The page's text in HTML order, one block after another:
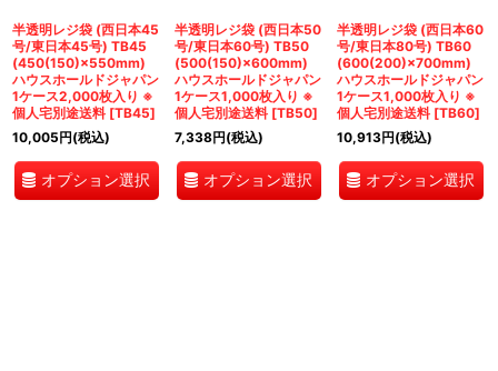
半透明レジ袋 (西日本45
号/東日本45号) TB45
(450(150)×550mm)
ハウスホールドジャパン
1ケース2,000枚入り ※
個人宅別途送料 [TB45]
10,005円(税込)
オプション選択
半透明レジ袋 (西日本50
号/東日本60号) TB50
(500(150)×600mm)
ハウスホールドジャパン
1ケース1,000枚入り ※
個人宅別途送料 [TB50]
7,338円(税込)
オプション選択
半透明レジ袋 (西日本60
号/東日本80号) TB60
(600(200)×700mm)
ハウスホールドジャパン
1ケース1,000枚入り ※
個人宅別途送料 [TB60]
10,913円(税込)
オプション選択